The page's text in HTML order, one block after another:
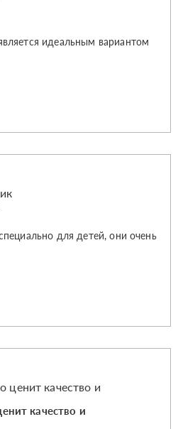
идеальным вариантом
для детей, они очень
качество и